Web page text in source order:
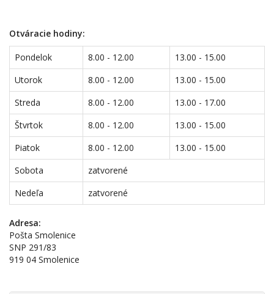
Otváracie hodiny:
Pondelok 8.00 - 12.00
13.00 - 15.00
Utorok
8.00 - 12.00
13.00 - 15.00
Streda
8.00 - 12.00
13.00 - 17.00
Štvrtok
8.00 - 12.00
13.00 - 15.00
Piatok
8.00 - 12.00
13.00 - 15.00
Sobota
zatvorené
Nedeľa
zatvorené
Adresa:
Pošta Smolenice
SNP 291/83
919 04 Smolenice